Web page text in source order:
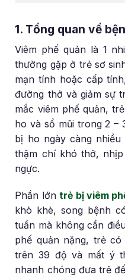
1. Tổng quan về
Viêm phế quản là 1
thường gặp ở trẻ sơ
mạn tính hoặc cấp
đường thở và giảm sự
mắc viêm phế quản,
ho và sổ mũi trong 2 –
bị ho ngày càng
thậm chí khó thở,
ngực.
Phần lớn trẻ bị viêm
khò khè, song bệnh
tuần mà không cần
phế quản nặng, trẻ
trên 39 độ và mất ý
nhanh chóng đưa trẻ